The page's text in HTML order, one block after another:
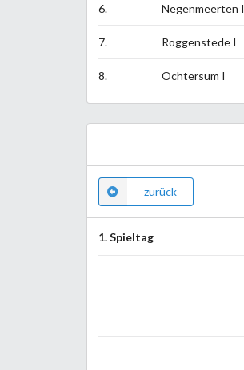
6. Negenmeerten I
7. Roggenstede I
8. Ochtersum I
zurück
1. Spieltag